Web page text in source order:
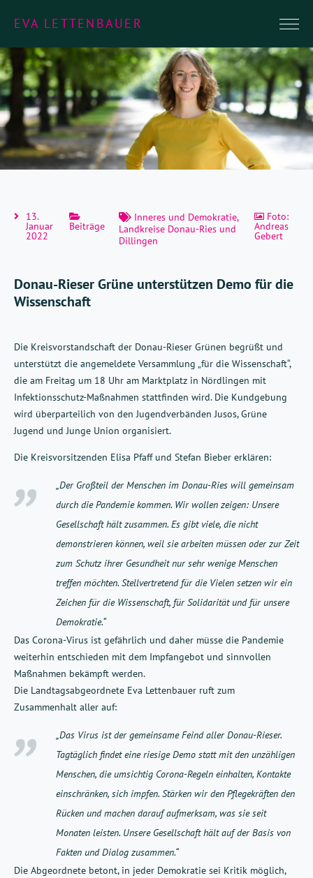
EVA LETTENBAUER
13.
Januar
2022
Beiträge
Inneres und Demokratie,
Landkreise Donau-Ries und
Dillingen
Foto:
Andreas
Gebert
Donau-Rieser Grüne unterstützen Demo für die
Wissenschaft
Die Kreisvorstandschaft der Donau-Rieser Grünen begrüßt und
unterstützt die angemeldete Versammlung „für die Wissenschaft“,
die am Freitag um 18 Uhr am Marktplatz in Nördlingen mit
Infektionsschutz-Maßnahmen stattfinden wird. Die Kundgebung
wird überparteilich von den Jugendverbänden Jusos, Grüne
Jugend und Junge Union organisiert.
Die Kreisvorsitzenden Elisa Pfaff und Stefan Bieber erklären:
„Der Großteil der Menschen im Donau-Ries will gemeinsam
durch die Pandemie kommen. Wir wollen zeigen: Unsere
Gesellschaft hält zusammen. Es gibt viele, die nicht
demonstrieren können, weil sie arbeiten müssen oder zur Zeit
zum Schutz ihrer Gesundheit nur sehr wenige Menschen
treffen möchten. Stellvertretend für die Vielen setzen wir ein
Zeichen für die Wissenschaft, für Solidarität und für unsere
Demokratie.“
Das Corona-Virus ist gefährlich und daher müsse die Pandemie
weiterhin entschieden mit dem Impfangebot und sinnvollen
Maßnahmen bekämpft werden.
Die Landtagsabgeordnete Eva Lettenbauer ruft zum
Zusammenhalt aller auf:
„Das Virus ist der gemeinsame Feind aller Donau-Rieser.
Tagtäglich findet eine riesige Demo statt mit den unzähligen
Menschen, die umsichtig Corona-Regeln einhalten, Kontakte
einschränken, sich impfen. Stärken wir den Pflegekräften den
Rücken und machen darauf aufmerksam, was sie seit
Monaten leisten. Unsere Gesellschaft hält auf der Basis von
Fakten und Dialog zusammen.“
Die Abgeordnete betont, in jeder Demokratie sei Kritik möglich,